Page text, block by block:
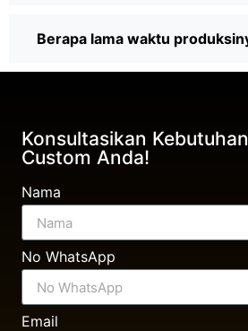
Berapa lama waktu
Konsultasikan
Custom Anda!
Nama
No WhatsApp
Email